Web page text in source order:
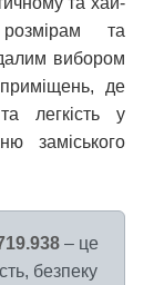
та
вибором
де
легкість у
заміського
– це
безпеку